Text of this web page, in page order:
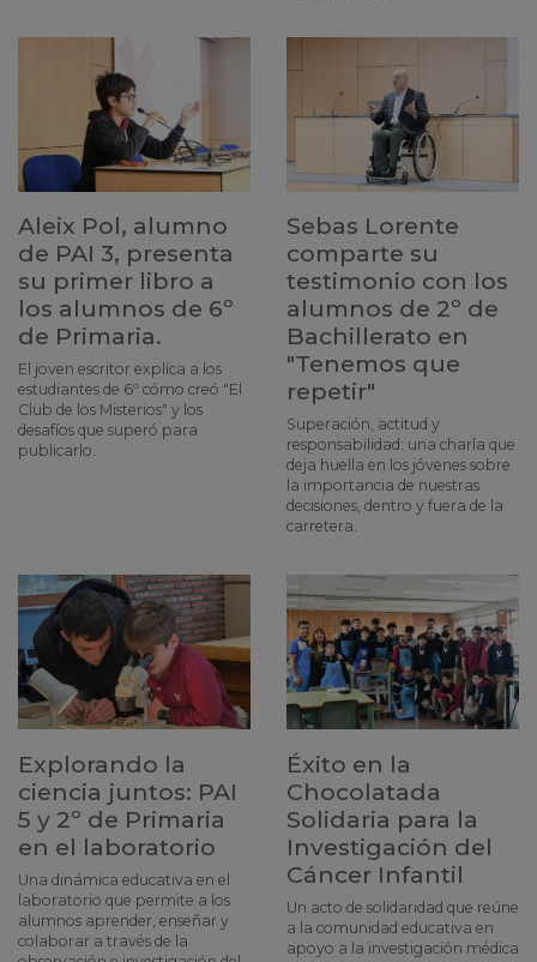
Aleix Pol, alumno
de PAI 3, presenta
su primer libro a
los alumnos de 6º
de Primaria.
El joven escritor explica a los
estudiantes de 6º cómo creó "El
Club de los Misterios" y los
desafíos que superó para
publicarlo.
Sebas Lorente
comparte su
testimonio con los
alumnos de 2º de
Bachillerato en
"Tenemos que
repetir"
Superación, actitud y
responsabilidad: una charla que
deja huella en los jóvenes sobre
la importancia de nuestras
decisiones, dentro y fuera de la
carretera.
Explorando la
ciencia juntos: PAI
5 y 2º de Primaria
en el laboratorio
Una dinámica educativa en el
laboratorio que permite a los
alumnos aprender, enseñar y
colaborar a través de la
Éxito en la
Chocolatada
Solidaria para la
Investigación del
Cáncer Infantil
Un acto de solidaridad que reúne
a la comunidad educativa en
apoyo a la investigación médica